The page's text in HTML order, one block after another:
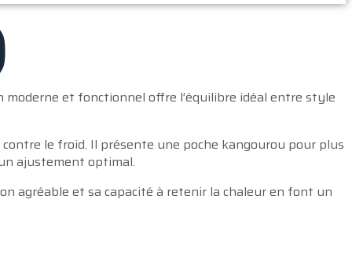
et fonctionnel offre l’équilibre idéal entre style
le froid. Il présente une poche kangourou pour plus
ajustement optimal.
agréable et sa capacité à retenir la chaleur en font un